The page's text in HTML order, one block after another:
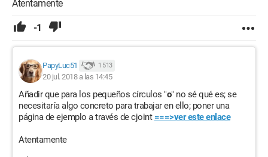
Atentamente
-1
PapyLuc51 1 513
20 jul. 2018 a las 14:45
Añadir que para los pequeños círculos "o" no sé qué es; se
necesitaría algo concreto para trabajar en ello; poner una
página de ejemplo a través de cjoint ===>ver este enlace
Atentamente